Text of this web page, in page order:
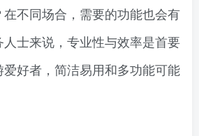
不同场合，需要的功能也会有
士来说，专业性与效率是首要
好者，简洁易用和多功能可能